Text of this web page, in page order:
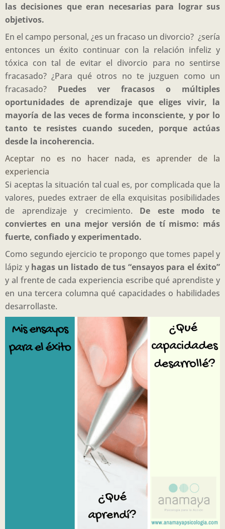
las decisiones que eran necesarias para lograr sus
objetivos.
En el campo personal, ¿es un fracaso un divorcio? ¿sería
entonces un éxito continuar con la relación infeliz y
tóxica con tal de evitar el divorcio para no sentirse
fracasado? ¿Para qué otros no te juzguen como un
fracasado? Puedes ver fracasos o múltiples
oportunidades de aprendizaje que eliges vivir, la
mayoría de las veces de forma inconsciente, y por lo
tanto te resistes cuando suceden, porque actúas
desde la incoherencia.
Aceptar no es no hacer nada, es aprender de la
experiencia
Si aceptas la situación tal cual es, por complicada que la
valores, puedes extraer de ella exquisitas posibilidades
de aprendizaje y crecimiento. De este modo te
conviertes en una mejor versión de tí mismo: más
fuerte, confiado y experimentado.
Como segundo ejercicio te propongo que tomes papel y
lápiz y hagas un listado de tus “ensayos para el éxito”
y al frente de cada experiencia escribe qué aprendiste y
en una tercera columna qué capacidades o habilidades
desarrollaste.